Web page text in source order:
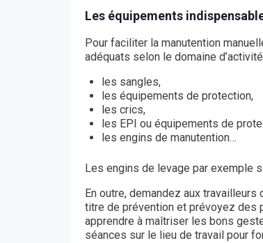
Les équipements
Pour faciliter la manutention
adéquats selon le domaine
les sangles,
les équipements de protection,
les crics,
les EPI ou équipements de
les engins de manutention…
Les engins de levage par exemple
En outre, demandez aux
titre de prévention et prévoyez des
apprendre à maîtriser les bons
séances sur le lieu de travail pour